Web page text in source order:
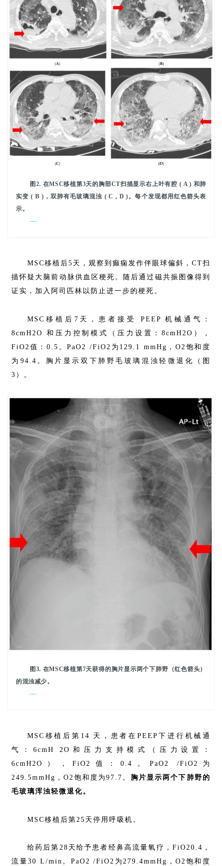
首
资
讯
图2. 在MSC移植第3天的胸部CT扫描显示右上叶有腔 ( A ) 和肺
实变 ( B )，双肺有毛玻璃混浊 ( C , D )。每个发现都用红色箭头表
示。
—
MSC移植后5天，观察到癫痫发作伴眼球偏斜，CT扫
描怀疑大脑前动脉供血区梗死。随后通过磁共振图像得到
证实，加入阿司匹林以防止进一步的梗死。
MSC移植后7天，患者接受 PEEP 机械通气：
8cmH2O 和压力控制模式（压力设置：8cmH2O），
FiO2值：0.5。PaO2 /FiO2为129.1 mmHg，O2饱和度
为94.4。胸片显示双下肺野毛玻璃混浊轻微退化（图
3）。
图3. 在MSC移植第7天获得的胸片显示两个下肺野（红色箭头）
的混浊减少。
—
MSC移植后第14 天，患者在PEEP下进行机械通
气：6cmH 2O和压力支持模式（压力设置：
6cmH2O），FiO2值：0.4。PaO2 /FiO2为
249.5mmHg，O2饱和度为97.7。 胸片显示两个下肺野的
毛玻璃浑浊轻微退化。
MSC移植后第25天停用呼吸机。
给药后第28天给予患者经鼻高流量氧疗，FiO20.4，
流量30 L/min。PaO2 /FiO2为279.4mmHg，O2饱和度